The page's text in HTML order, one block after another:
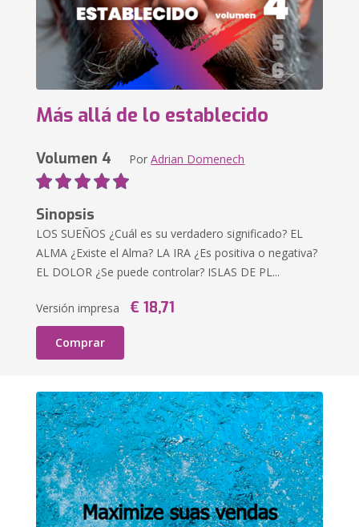
Más allá de lo establecido
Volumen 4 PorAdrian Domenech
Sinopsis
LOS SUEÑOS ¿Cuál es su verdadero significado? EL
ALMA ¿Existe el Alma? LA IRA ¿Es positiva o negativa?
EL DOLOR ¿Se puede controlar? ISLAS DE PL...
Versión impresa € 18,71
Comprar